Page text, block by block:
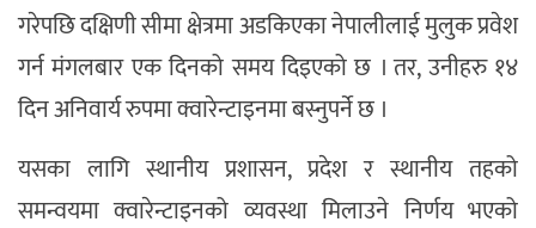
गरेपछि दक्षिणी सीमा क्षेत्रमा अडकिएका नेपालीलाई मुलुक प्रवेश
गर्न मंगलबार एक दिनको समय दिइएको छ । तर, उनीहरु १४
दिन अनिवार्य रुपमा क्वारेन्टाइनमा बस्नुपर्ने छ ।
यसका लागि स्थानीय प्रशासन, प्रदेश र स्थानीय तहको
समन्वयमा क्वारेन्टाइनको व्यवस्था मिलाउने निर्णय भएको